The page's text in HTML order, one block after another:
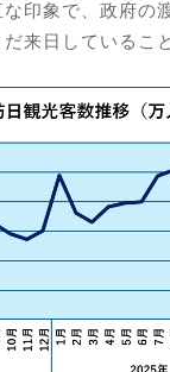
印象で、政府の
来日しているこ